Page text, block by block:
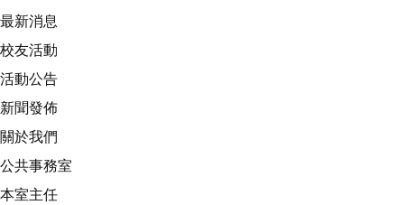
最新消息
校友活動
活動公告
新聞發佈
關於我們
公共事務室
本室主任